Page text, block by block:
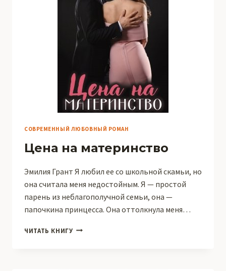
СОВРЕМЕННЫЙ ЛЮБОВНЫЙ РОМАН
Цена на материнство
Эмилия Грант Я любил ее со школьной скамьи, но
она считала меня недостойным. Я — простой
парень из неблагополучной семьи, она —
папочкина принцесса. Она оттолкнула меня…
ЧИТАТЬ КНИГУ ЦЕНА